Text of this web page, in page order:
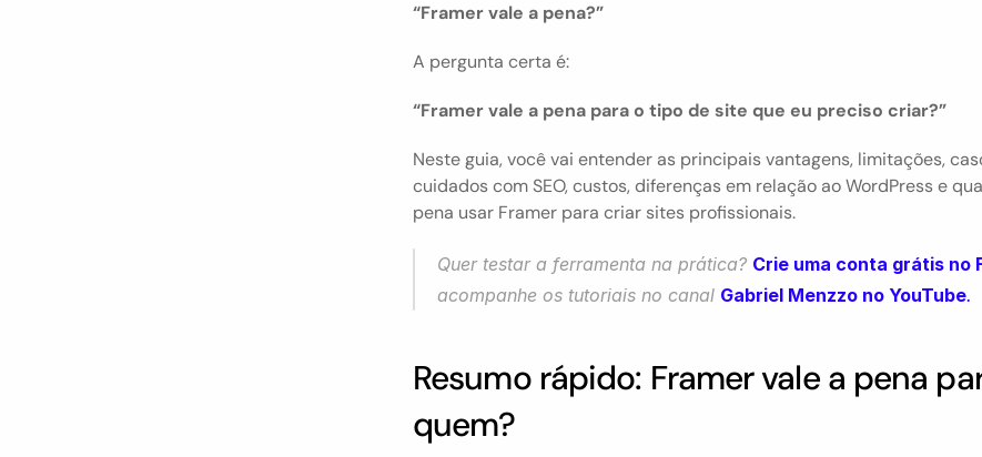
“Framer vale a pena?”
A pergunta certa é:
“Framer vale a pena para o tipo de site que eu preciso criar?”
Neste guia, você vai entender as principais vantagens, limitações,
cuidados com SEO, custos, diferenças em relação ao WordPress e
pena usar Framer para criar sites profissionais.
Quer testar a ferramenta na prática? Crie uma conta grátis no
acompanhe os tutoriais no canal Gabriel Menzzo no YouTube.
Resumo rápido: Framer vale a pena
quem?